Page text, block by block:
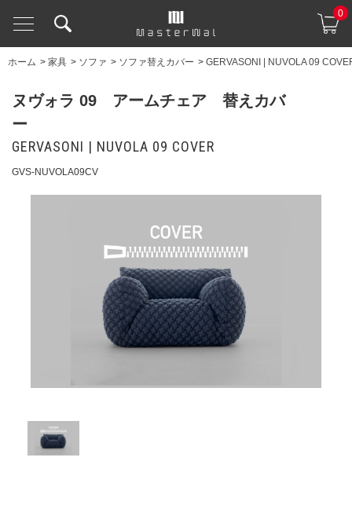
0
ホーム > 家具 > ソファ > ソファ替えカバー > GERVASONI | NUVOLA 09
ヌヴォラ 09 アームチェア 替えカバ
ー
GERVASONI | NUVOLA 09 COVER
GVS-NUVOLA09CV